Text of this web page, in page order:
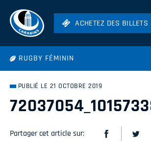
ACHETEZ DES BILLETS
Hockey
Volleyball
ACHETEZ DES BILLETS
RUGBY FÉMININ
PUBLIÉ LE 21 OCTOBRE 2019
Partager cet article sur: